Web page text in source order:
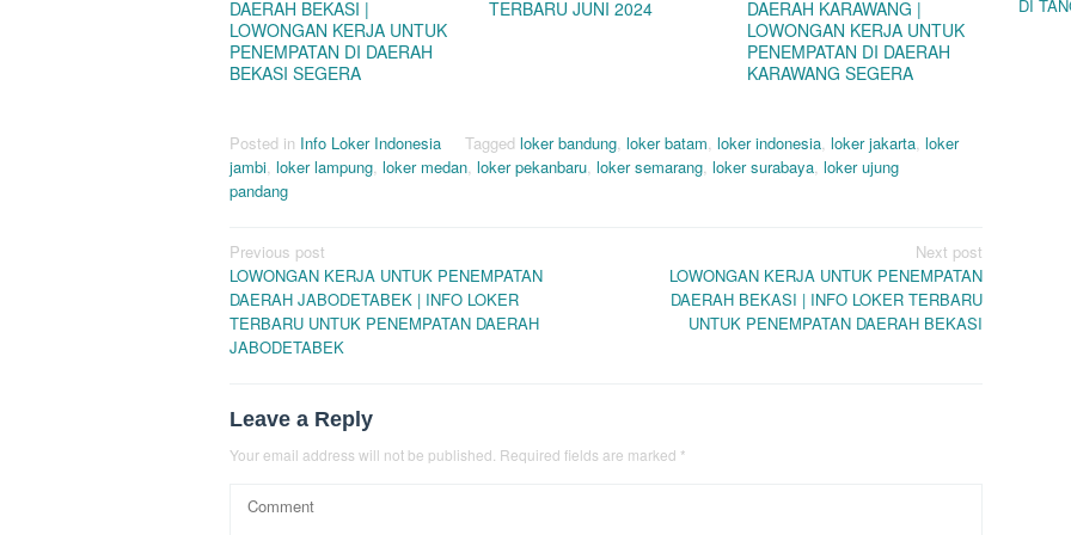
DAERAH BEKASI |
LOWONGAN KERJA UNTUK
PENEMPATAN DI DAERAH
BEKASI SEGERA
TERBARU JUNI 2024
DAERAH KARAWANG |
LOWONGAN KERJA UNTUK
PENEMPATAN DI DAERAH
KARAWANG SEGERA
Posted in Info Loker Indonesia Tagged loker bandung, loker batam, loker indonesia, loker jakarta, loker
jambi, loker lampung, loker medan, loker pekanbaru, loker semarang, loker surabaya, loker ujung
pandang
Post
navigation
Previous post
LOWONGAN KERJA UNTUK PENEMPATAN
DAERAH JABODETABEK | INFO LOKER
TERBARU UNTUK PENEMPATAN DAERAH
JABODETABEK
Next post
LOWONGAN KERJA UNTUK PENEMPATAN
DAERAH BEKASI | INFO LOKER TERBARU
UNTUK PENEMPATAN DAERAH BEKASI
Leave a Reply
Your email address will not be published. Required fields are marked *
DI